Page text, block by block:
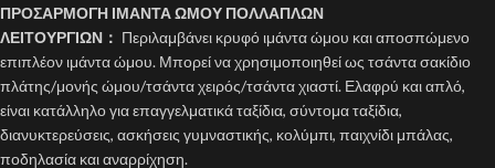
ΠΡΟΣΑΡΜΟΓΗ ΙΜΑΝΤΑ ΩΜΟΥ ΠΟΛΛΑΠΛΩΝ
ΛΕΙΤΟΥΡΓΙΩΝ： Περιλαμβάνει κρυφό ιμάντα ώμου και αποσπώμενο
επιπλέον ιμάντα ώμου. Μπορεί να χρησιμοποιηθεί ως τσάντα σακίδιο
πλάτης/μονής ώμου/τσάντα χειρός/τσάντα χιαστί. Ελαφρύ και απλό,
είναι κατάλληλο για επαγγελματικά ταξίδια, σύντομα ταξίδια,
διανυκτερεύσεις, ασκήσεις γυμναστικής, κολύμπι, παιχνίδι μπάλας,
ποδηλασία και αναρρίχηση.